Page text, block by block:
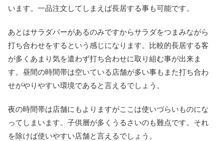
います。一品注文してしまえば長居する事も可能です。
あとはサラダバーがあるのみですからサラダをつまみながら
打ち合わせをするという感じになります。比較的長居する客
が多くあまり気を遣わず打ち合わせに取り組む事が出来ま
す。昼間の時間帯は空いている店舗が多い事もまた打ち合わ
せがやりやすい環境であると言えるでしょう。
夜の時間帯は店舗にもよりますがここは使いづらいものにな
ってしまいます。子供層が多くうるさいのも難点です。それ
を除けば使いやすい店舗と言えるでしょう。